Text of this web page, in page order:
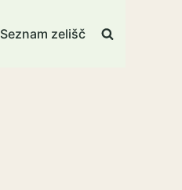
Seznam zelišč